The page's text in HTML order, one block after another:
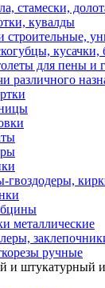
стамески,
кувалды
кусачки,
для пены и
различного
гвоздодеры,
металлические
ручные
и штукатурный